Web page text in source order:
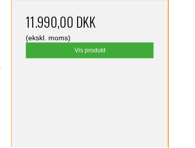
11.990,00 DKK
(ekskl. moms)
Vis produkt